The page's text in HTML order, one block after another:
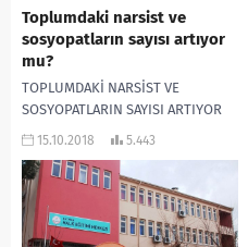
Toplumdaki narsist ve
sosyopatların sayısı artıyor
mu?
TOPLUMDAKİ NARSİST VE
SOSYOPATLARIN SAYISI ARTIYOR
MU? Narsist ve sosyopatlara
suç mahallinde rastlamak
mümkündür. Kişilik...
15.10.2018 5.443